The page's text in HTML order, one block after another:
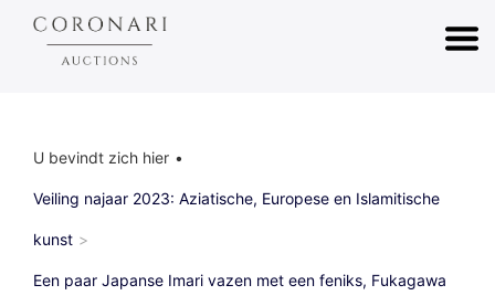
U bevindt zich hier
Veiling najaar 2023: Aziatische, Europese en Islamitische
kunst
Een paar Japanse Imari vazen met een feniks, Fukagawa